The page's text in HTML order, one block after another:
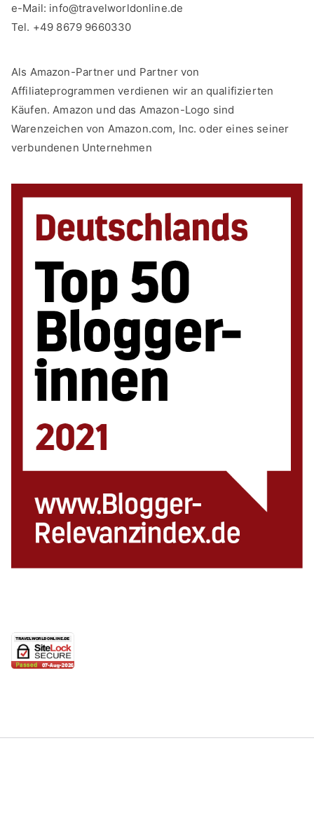
e-Mail: info@travelworldonline.de
Tel. +49 8679 9660330
Als Amazon-Partner und Partner von
Affiliateprogrammen verdienen wir an qualifizierten
Käufen. Amazon und das Amazon-Logo sind
Warenzeichen von Amazon.com, Inc. oder eines seiner
verbundenen Unternehmen